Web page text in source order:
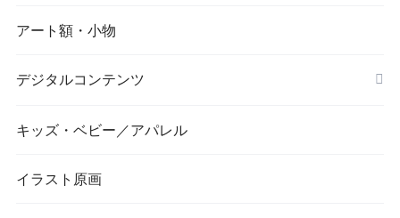
アート額・小物
デジタルコンテンツ
画像／長崎市／景観
キッズ・ベビー／アパレル
イラスト原画